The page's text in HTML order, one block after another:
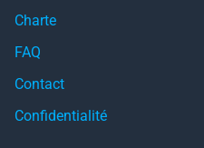
Charte
FAQ
Contact
Confidentialité